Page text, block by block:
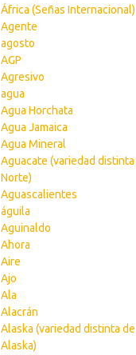
África (Señas Internacional)
Agente
agosto
AGP
Agresivo
agua
Agua Horchata
Agua Jamaica
Agua Mineral
Aguacate (variedad
Norte)
Aguascalientes
águila
Aguinaldo
Ahora
Aire
Ajo
Ala
Alacrán
Alaska (variedad distinta
Alaska)